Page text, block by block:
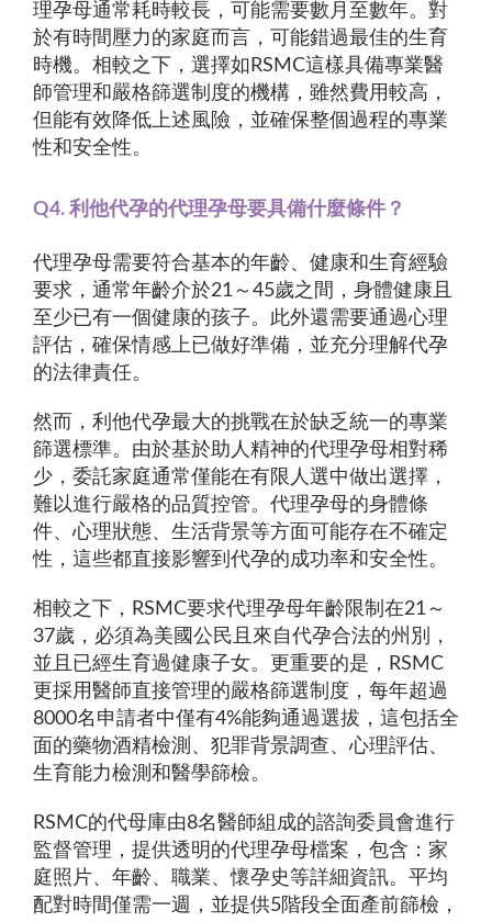
理孕母通常耗時較長，可能需要數月至數年。對
於有時間壓力的家庭而言，可能錯過最佳的生育
時機。相較之下，選擇如RSMC這樣具備專業醫
師管理和嚴格篩選制度的機構，雖然費用較高，
但能有效降低上述風險，並確保整個過程的專業
性和安全性。
Q4. 利他代孕的代理孕母要具備什麼條件？
代理孕母需要符合基本的年齡、健康和生育經驗
要求，通常年齡介於21～45歲之間，身體健康且
至少已有一個健康的孩子。此外還需要通過心理
評估，確保情感上已做好準備，並充分理解代孕
的法律責任。
然而，利他代孕最大的挑戰在於缺乏統一的專業
篩選標準。由於基於助人精神的代理孕母相對稀
少，委託家庭通常僅能在有限人選中做出選擇，
難以進行嚴格的品質控管。代理孕母的身體條
件、心理狀態、生活背景等方面可能存在不確定
性，這些都直接影響到代孕的成功率和安全性。
相較之下，RSMC要求代理孕母年齡限制在21～
37歲，必須為美國公民且來自代孕合法的州別，
並且已經生育過健康子女。更重要的是，RSMC
更採用醫師直接管理的嚴格篩選制度，每年超過
8000名申請者中僅有4%能夠通過選拔，這包括全
面的藥物酒精檢測、犯罪背景調查、心理評估、
生育能力檢測和醫學篩檢。
RSMC的代母庫由8名醫師組成的諮詢委員會進行
監督管理，提供透明的代理孕母檔案，包含：家
庭照片、年齡、職業、懷孕史等詳細資訊。平均
配對時間僅需一週，並提供5階段全面產前篩檢，